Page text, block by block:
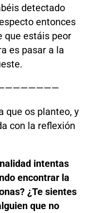
detectado
entonces
que estáis peor
es pasar a la
—
que os planteo, y
con la reflexión
intentas
encontrar la
¿Te sientes
que no